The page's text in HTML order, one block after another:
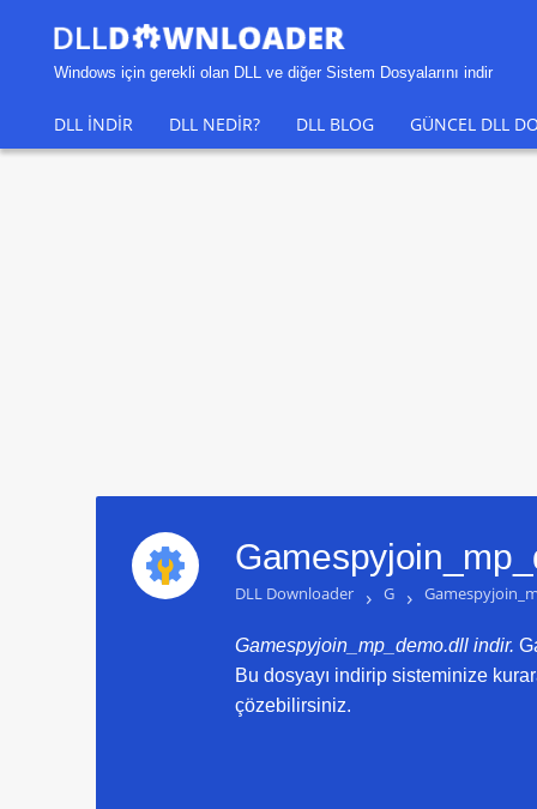
Windows için gerekli olan DLL ve diğer Sistem Dosyalarını indir
DLL INDIR DLL NEDIR? DLL BLOG GÜNCEL DLL
DLL Downloader › G ›
Gamespyjoin_mp_demo.dll indir.
Bu dosyayı indirip sisteminize
çözebilirsiniz.